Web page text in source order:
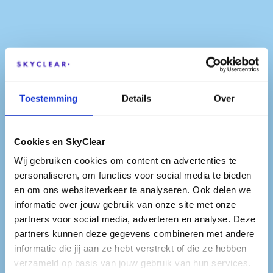
Toestemming Details Over
Cookies en SkyClear
Wij gebruiken cookies om content en advertenties te
personaliseren, om functies voor social media te bieden
en om ons websiteverkeer te analyseren. Ook delen we
informatie over jouw gebruik van onze site met onze
partners voor social media, adverteren en analyse. Deze
partners kunnen deze gegevens combineren met andere
informatie die jij aan ze hebt verstrekt of die ze hebben
verzameld op basis van jouw gebruik van hun services.